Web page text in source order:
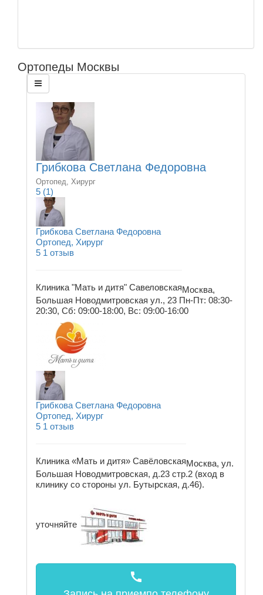
Ортопеды Москвы
Грибкова Светлана Федоровна
Ортопед, Хирург
5 (1)
Грибкова Светлана Федоровна
Ортопед, Хирург
5 1 отзыв
Клиника "Мать и дитя" СавеловскаяМосква,
Большая Новодмитровская ул., 23 Пн-Пт: 08:30-
20:30, Сб: 09:00-18:00, Вс: 09:00-16:00
Грибкова Светлана Федоровна
Ортопед, Хирург
5 1 отзыв
Клиника «Мать и дитя» СавёловскаяМосква, ул.
Большая Новодмитровская, д.23 стр.2 (вход в
клинику со стороны ул. Бутырская, д.46).
уточняйте
call